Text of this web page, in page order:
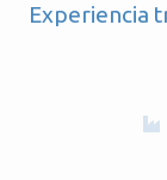
Experiencia